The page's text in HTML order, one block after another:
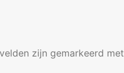
zijn gemarkeerd met